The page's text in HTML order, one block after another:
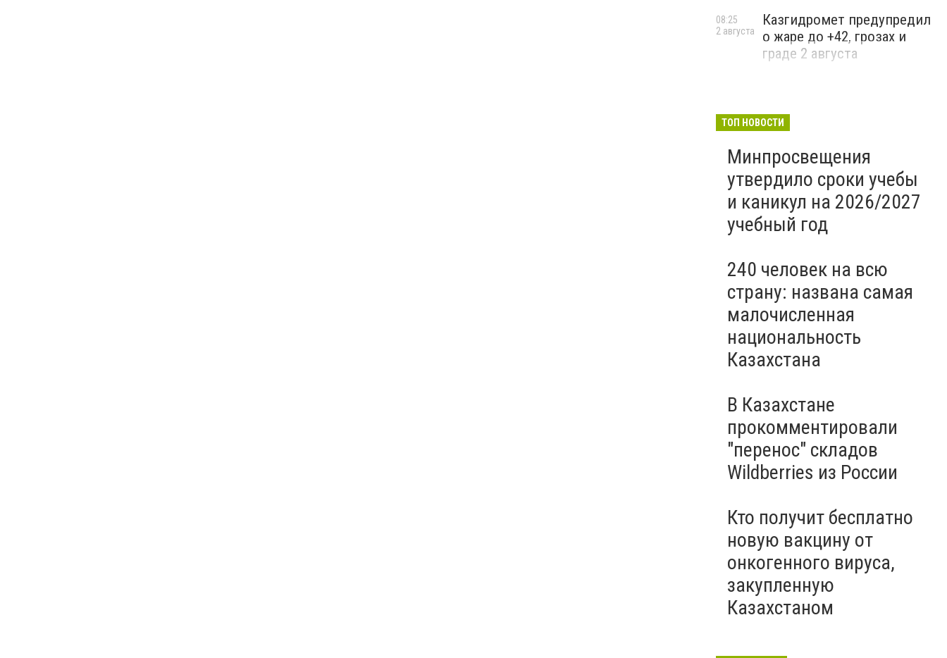
Казгидромет предупредил
о жаре до +42, грозах и
граде 2 августа
08:25
2 августа
ТОП НОВОСТИ
Минпросвещения
утвердило сроки учебы
и каникул на 2026/2027
учебный год
240 человек на всю
страну: названа самая
малочисленная
национальность
Казахстана
В Казахстане
прокомментировали
"перенос" складов
Wildberries из России
Кто получит бесплатно
новую вакцину от
онкогенного вируса,
закупленную
Казахстаном